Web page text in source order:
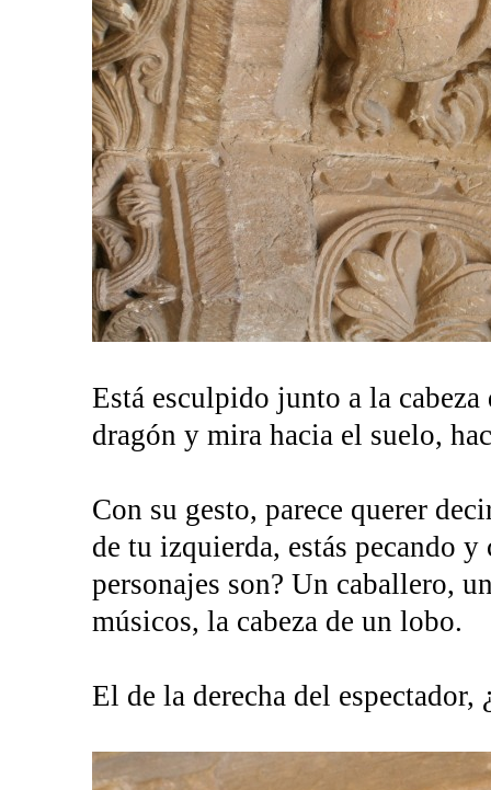
Está esculpido junto a la
dragón y mira hacia el suelo,
Con su gesto, parece querer
de tu izquierda, estás pecando y
personajes son? Un caballero,
músicos, la cabeza de un lobo.
El de la derecha del espectador,